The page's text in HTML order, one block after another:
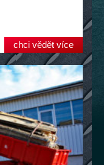
chci vědět více